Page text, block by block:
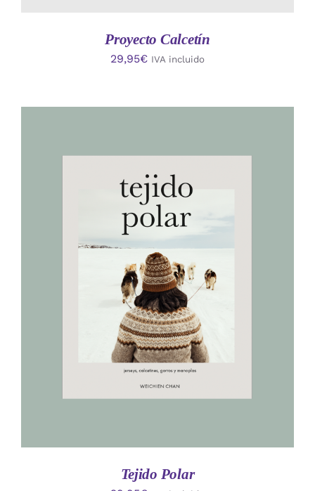
Proyecto Calcetín
29,95€ IVA incluido
AÑADIR AL CARRITO
/
Tejido Polar